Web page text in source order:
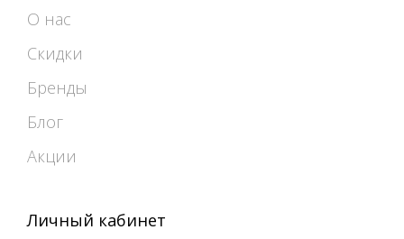
О нас
Скидки
Бренды
Блог
Акции
Личный кабинет